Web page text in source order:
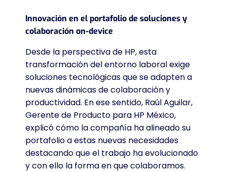
Innovación en el portafolio de soluciones y
colaboración on-device
Desde la perspectiva de HP, esta
transformación del entorno laboral exige
soluciones tecnológicas que se adapten a
nuevas dinámicas de colaboración y
productividad. En ese sentido, Raúl Aguilar,
Gerente de Producto para HP México,
explicó cómo la compañía ha alineado su
portafolio a estas nuevas necesidades
destacando que el trabajo ha evolucionado
y con ello la forma en que colaboramos.